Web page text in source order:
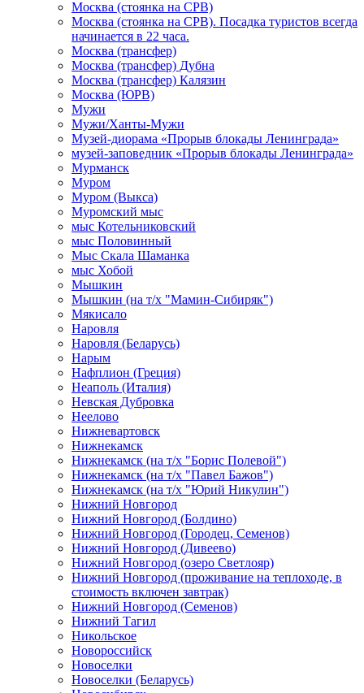
Москва (стоянка на СРВ)
Москва (стоянка на СРВ). Посадка туристов всегда
начинается в 22 часа.
Москва (трансфер)
Москва (трансфер) Дубна
Москва (трансфер) Калязин
Москва (ЮРВ)
Мужи
Мужи/Ханты-Мужи
Музей-диорама «Прорыв блокады Ленинграда»
музей-заповедник «Прорыв блокады Ленинграда»
Мурманск
Муром
Муром (Выкса)
Муромский мыс
мыс Котельниковский
мыс Половинный
Мыс Скала Шаманка
мыс Хобой
Мышкин
Мышкин (на т/х "Мамин-Сибиряк")
Мякисало
Наровля
Наровля (Беларусь)
Нарым
Нафплион (Греция)
Неаполь (Италия)
Невская Дубровка
Неелово
Нижневартовск
Нижнекамск
Нижнекамск (на т/х "Борис Полевой")
Нижнекамск (на т/х "Павел Бажов")
Нижнекамск (на т/х "Юрий Никулин")
Нижний Новгород
Нижний Новгород (Болдино)
Нижний Новгород (Городец, Семенов)
Нижний Новгород (Дивеево)
Нижний Новгород (озеро Светлояр)
Нижний Новгород (проживание на теплоходе, в
стоимость включен завтрак)
Нижний Новгород (Семенов)
Нижний Тагил
Никольское
Новороссийск
Новоселки
Новоселки (Беларусь)